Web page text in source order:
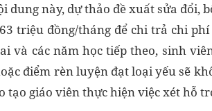
dung này, dự thảo đề xuất sửa đổi,
triệu đồng/tháng để chi trả chi
và các năm học tiếp theo, sinh
điểm rèn luyện đạt loại yếu sẽ
tạo giáo viên thực hiện việc xét hỗ